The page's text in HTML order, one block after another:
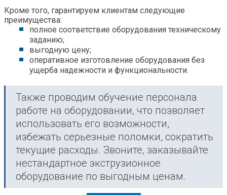
Кроме того, гарантируем клиентам следующие
преимущества:
полное соответствие оборудования техническому
заданию;
выгодную цену;
оперативное изготовление оборудования без
ущерба надежности и функциональности.
Также проводим обучение персонала
работе на оборудовании, что позволяет
использовать его возможности,
избежать серьезные поломки, сократить
текущие расходы. Звоните, заказывайте
нестандартное экструзионное
оборудование по выгодным ценам.